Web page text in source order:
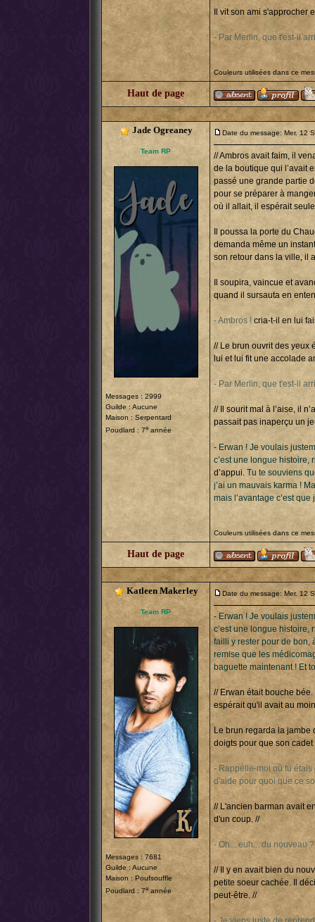
Il vit son ami s'approcher
- Par Merlin, que t'est-il
Couleurs utilisées dans ce
Haut de page
Jade Ogreaney
Team RP
Messages : 2999
Guilde : Aucune
Maison : Serpentard
Poudlard : 7e année
Date du message: Mer. 12
// Ambros avait faim, il
de la boutique qui l’avait
passé une grande partie
pour se préparer à
où il allait, il espérait
Il poussa la porte du
demanda même un
son retour dans la ville, il
Il soupira, vaincue et
quand il sursauta en
- Ambros ! cria-t-il en lui
// Le brun ouvrit des yeux
lui et lui fit une accolade
- Par Merlin, que t'est-il
// Il sourit mal à l’aise, il
passait pas inaperçu un
- Erwan ! Je voulais
c’est une longue histoire,
d’appui. Tu te souviens
j’ai un mauvais karma !
mais l’avantage c’est
Couleurs utilisées dans ce
Haut de page
Katleen Makerley
Team RP
Messages : 7681
Guilde : Aucune
Maison : Poufsouffle
Poudlard : 7e année
Date du message: Mer. 12
- Erwan ! Je voulais
c’est une longue histoire,
failli y rester pour de bon,
remise que les
baguette maintenant ! Et
// Erwan était bouche
espérait qu'il avait au
Le brun regarda la jambe
doigts pour que son
- Rappelle-moi où tu étais
d'aide pour quoi que ce
// L'ancien barman avait
d'un coup. //
- Oh... euh... du nouveau ?
// Il y en avait bien du
petite soeur cachée. Il
peut-être. //